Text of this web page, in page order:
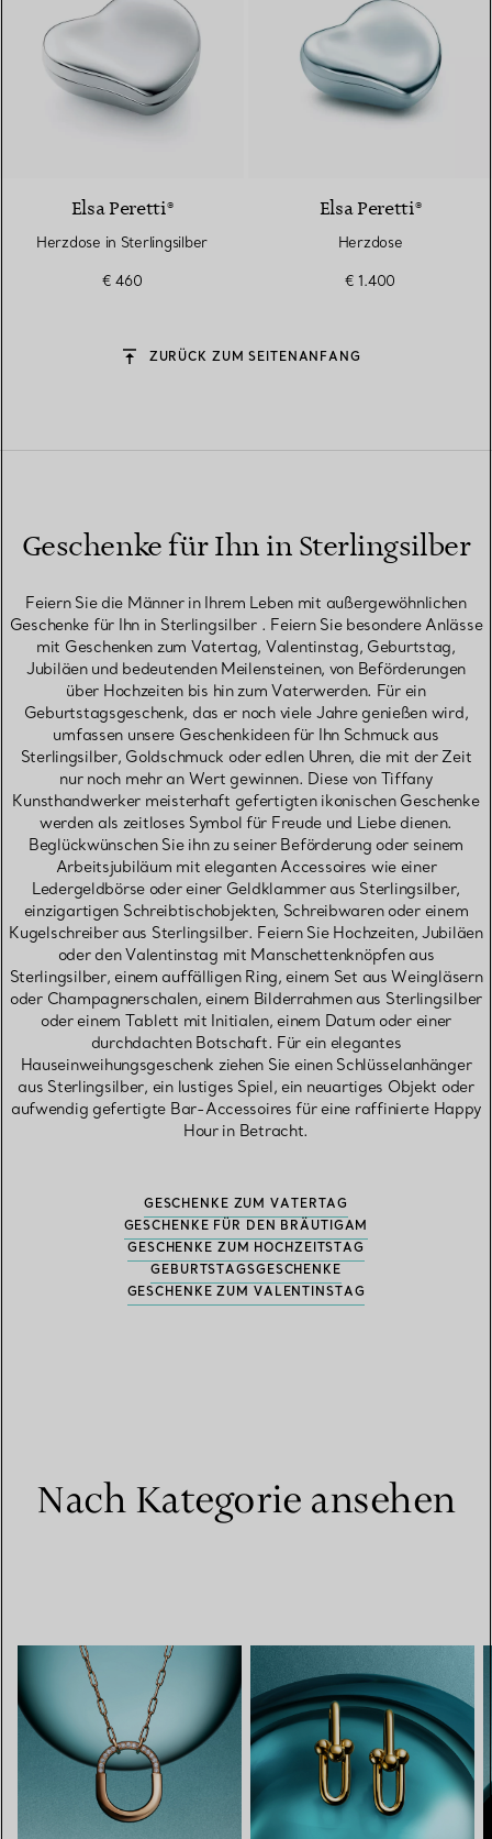
Elsa Peretti®
Herzdose in Sterlingsilber
€ 460
Elsa Peretti®
Herzdose
€ 1.400
ZURÜCK ZUM SEITENANFANG
Geschenke für Ihn in Sterlingsilber
Feiern Sie die Männer in Ihrem Leben mit außergewöhnlichen
Geschenke für Ihn in Sterlingsilber . Feiern Sie besondere Anlässe
mit Geschenken zum Vatertag, Valentinstag, Geburtstag,
Jubiläen und bedeutenden Meilensteinen, von Beförderungen
über Hochzeiten bis hin zum Vaterwerden. Für ein
Geburtstagsgeschenk, das er noch viele Jahre genießen wird,
umfassen unsere Geschenkideen für Ihn Schmuck aus
Sterlingsilber, Goldschmuck oder edlen Uhren, die mit der Zeit
nur noch mehr an Wert gewinnen. Diese von Tiffany
Kunsthandwerker meisterhaft gefertigten ikonischen Geschenke
werden als zeitloses Symbol für Freude und Liebe dienen.
Beglückwünschen Sie ihn zu seiner Beförderung oder seinem
Arbeitsjubiläum mit eleganten Accessoires wie einer
Ledergeldbörse oder einer Geldklammer aus Sterlingsilber,
einzigartigen Schreibtischobjekten, Schreibwaren oder einem
Kugelschreiber aus Sterlingsilber. Feiern Sie Hochzeiten, Jubiläen
oder den Valentinstag mit Manschettenknöpfen aus
Sterlingsilber, einem auffälligen Ring, einem Set aus Weingläsern
oder Champagnerschalen, einem Bilderrahmen aus Sterlingsilber
oder einem Tablett mit Initialen, einem Datum oder einer
durchdachten Botschaft. Für ein elegantes
Hauseinweihungsgeschenk ziehen Sie einen Schlüsselanhänger
aus Sterlingsilber, ein lustiges Spiel, ein neuartiges Objekt oder
aufwendig gefertigte Bar-Accessoires für eine raffinierte Happy
Hour in Betracht.
GESCHENKE ZUM VATERTAG
GESCHENKE FÜR DEN BRÄUTIGAM
GESCHENKE ZUM HOCHZEITSTAG
GEBURTSTAGSGESCHENKE
GESCHENKE ZUM VALENTINSTAG
Nach Kategorie ansehen